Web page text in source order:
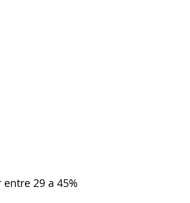
29 a 45%